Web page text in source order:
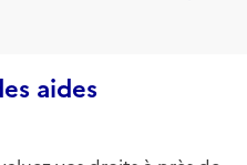
aides